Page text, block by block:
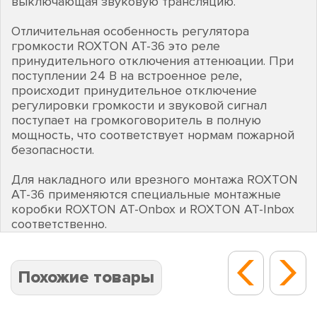
Отличительная особенность регулятора
громкости ROXTON AT-36 это реле
принудительного отключения аттенюации. При
поступлении 24 В на встроенное реле,
происходит принудительное отключение
регулировки громкости и звуковой сигнал
поступает на громкоговоритель в полную
мощность, что соответствует нормам пожарной
безопасности.
Для накладного или врезного монтажа ROXTON
AT-36 применяются специальные монтажные
коробки ROXTON AT-Onbox и ROXTON AT-Inbox
соответственно.
Похожие товары